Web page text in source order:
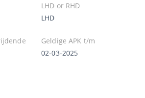
LHD or RHD
LHD
Geldige APK t/m
02-03-2025